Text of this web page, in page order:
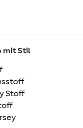
mit Stil
Stoff